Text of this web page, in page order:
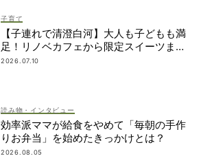
子育て
【子連れで清澄白河】大人も子どもも満
足！リノベカフェから限定スイーツまで
最旬スポット3選
2026.07.10
読み物・インタビュー
効率派ママが給食をやめて「毎朝の手作
りお弁当」を始めたきっかけとは？
2026.08.05